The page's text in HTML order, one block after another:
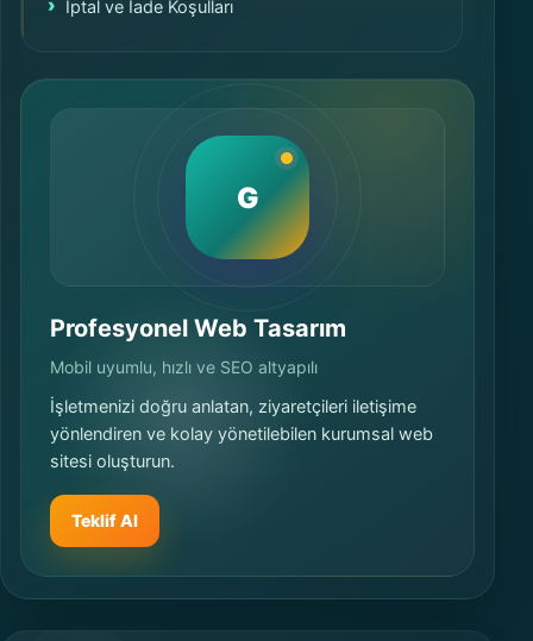
İptal ve İade Koşulları
G
Profesyonel Web Tasarım
Mobil uyumlu, hızlı ve SEO altyapılı
İşletmenizi doğru anlatan, ziyaretçileri iletişime
yönlendiren ve kolay yönetilebilen kurumsal web
sitesi oluşturun.
Teklif Al